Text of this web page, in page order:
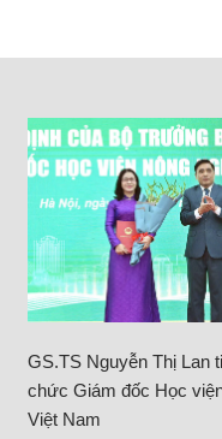
GS.TS Nguyễn Thị Lan
chức Giám đốc Học
Việt Nam